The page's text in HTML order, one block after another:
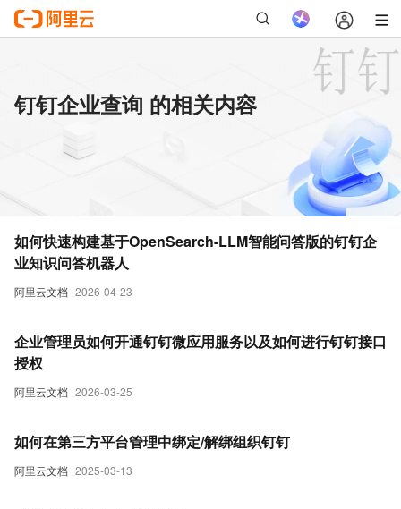
钉钉企业查询 的相关内容
阿里云文档 2026-04-23
如何快速构建基于OpenSearch-LLM智能问答版的钉钉企
业知识问答机器人
阿里云文档 2026-03-25
企业管理员如何开通钉钉微应用服务以及如何进行钉钉接口
授权
阿里云文档 2025-03-13
如何在第三方平台管理中绑定/解绑组织钉钉